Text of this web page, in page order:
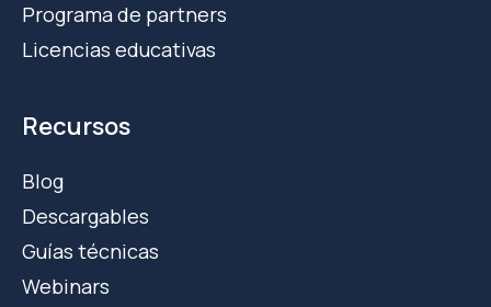
Programa de partners
Licencias educativas
Recursos
Blog
Descargables
Guías técnicas
Webinars